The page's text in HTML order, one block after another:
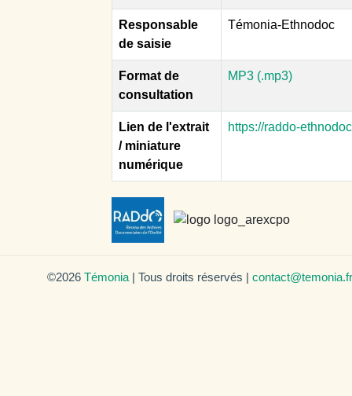
Responsable
de saisie
Témonia-Ethnodoc
Format de
consultation
MP3 (.mp3)
Lien de l'extrait
/ miniature
numérique
https://raddo-
©2026 Témonia | Tous droits réservés | contact@temonia.fr